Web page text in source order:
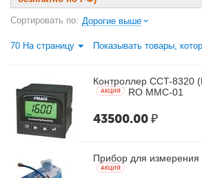
Сортировать по: Дорогие выше
70 На страницу Показывать товары,
Контроллер CCT-8320
RO MMC-01
AКЦИЯ
43500.00₽
Прибор для измерения
AКЦИЯ